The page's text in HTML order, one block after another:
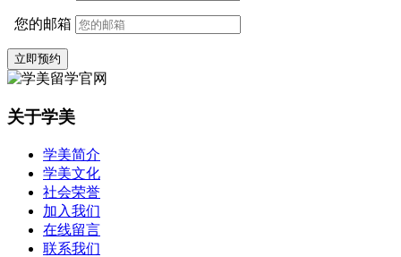
您的邮箱
立即预约
关于学美
学美简介
学美文化
社会荣誉
加入我们
在线留言
联系我们